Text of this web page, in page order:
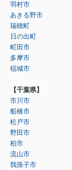
羽村市
あきる野市
瑞穂町
日の出町
町田市
多摩市
稲城市
【千葉県】
市川市
船橋市
松戸市
野田市
柏市
流山市
我孫子市